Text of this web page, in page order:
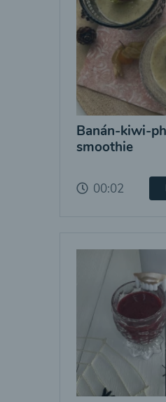
Banán-kiwi-
smoothie
00:02